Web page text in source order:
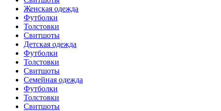
Женская одежда
Футболки
Толстовки
Свитшоты
Детская одежда
Футболки
Толстовки
Свитшоты
Семейная одежда
Футболки
Толстовки
Свитшоты